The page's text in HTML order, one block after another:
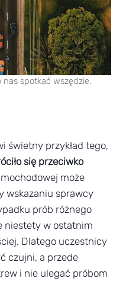
nas spotkać wszędzie.
świetny przykład tego,
się przeciwko
może
wskazaniu sprawcy
prób różnego
niestety w ostatnim
Dlatego uczestnicy
czujni, a przede
i nie ulegać próbom